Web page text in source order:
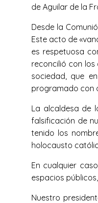
de Aguilar de la
Desde la
Este acto de
es respetuosa
reconcilió con
sociedad, que
programado con
La alcaldesa de
falsificación de
tenido los
holocausto
En cualquier
espacios
Nuestro